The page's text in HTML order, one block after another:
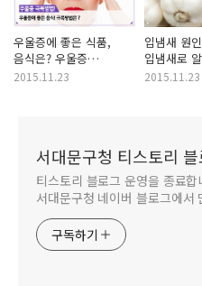
우울증에 좋은 식품,
음식은? 우울증
극복방법 함께해요!
2015.11.23
입냄새 원
입냄새로
건강상식!
2015.11.23
서대문구청 티스토리
티스토리 블로그 운영을 종료
서대문구청 네이버 블로그에서
구독하기